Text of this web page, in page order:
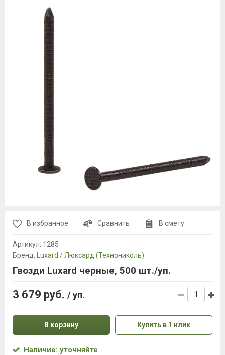
В избранное Сравнить В смету
Артикул: 1285
Бренд:
Luxard / Люксард (Технониколь)
Гвозди Luxard черные, 500 шт./уп.
3 679 руб. / уп.
В корзину Купить в 1 клик
Наличие: уточняйте